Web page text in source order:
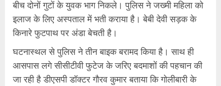
बीच दोनों गुटों के युवक भाग निकले। पुलिस ने जख्मी महिला को
इलाज के लिए अस्पताल में भती कराया है। बेबी देवी सड़क के
किनारे फुटपाथ पर अंडा बेचती है।
घटनास्थल से पुलिस ने तीन बाइक बरामद किया है। साथ ही
आसपास लगे सीसीटीवी फुटेज के जरिए बदमाशों की पहचान की
जा रही है डीएसपी डॉक्टर गौरव कुमार बताया कि गोलीबारी के